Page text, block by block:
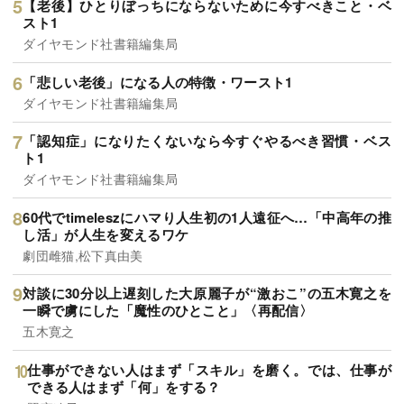
【老後】ひとりぼっちにならないために今すべきこと・ベ
スト1
ダイヤモンド社書籍編集局
「悲しい老後」になる人の特徴・ワースト1
ダイヤモンド社書籍編集局
「認知症」になりたくないなら今すぐやるべき習慣・ベス
ト1
ダイヤモンド社書籍編集局
60代でtimeleszにハマり人生初の1人遠征へ…「中高年の推
し活」が人生を変えるワケ
劇団雌猫,松下真由美
対談に30分以上遅刻した大原麗子が“激おこ”の五木寛之を
一瞬で虜にした「魔性のひとこと」〈再配信〉
五木寛之
仕事ができない人はまず「スキル」を磨く。では、仕事が
できる人はまず「何」をする？